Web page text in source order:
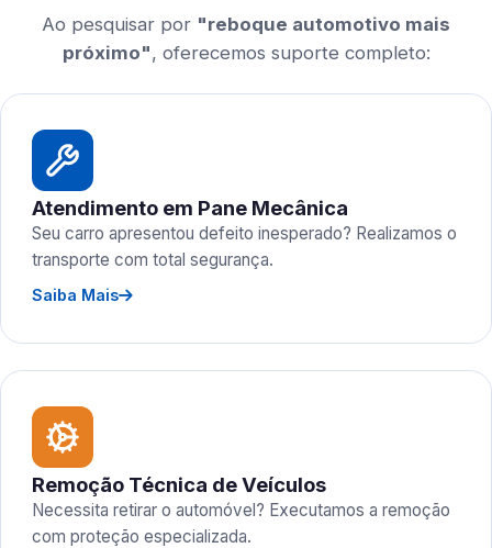
Ao pesquisar por "reboque automotivo mais
próximo", oferecemos suporte completo:
Atendimento em Pane Mecânica
Seu carro apresentou defeito inesperado? Realizamos o
transporte com total segurança.
Saiba Mais
Remoção Técnica de Veículos
Necessita retirar o automóvel? Executamos a remoção
com proteção especializada.